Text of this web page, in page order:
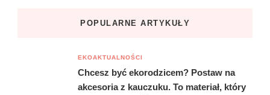
POPULARNE ARTYKUŁY
EKOAKTUALNOŚCI
Chcesz być ekorodzicem? Postaw na
akcesoria z kauczuku. To materiał, który